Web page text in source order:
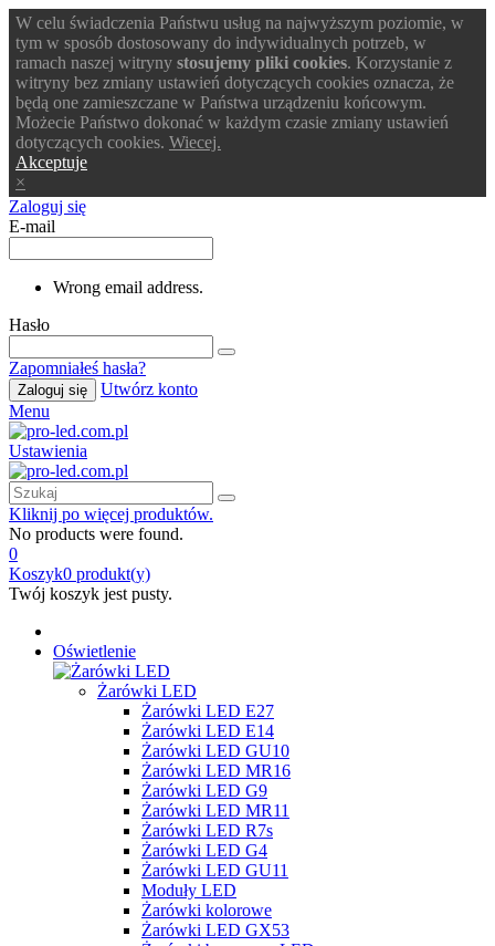
W celu świadczenia Państwu usług na najwyższym poziomie, w
tym w sposób dostosowany do indywidualnych potrzeb, w
ramach naszej witryny stosujemy pliki cookies. Korzystanie z
witryny bez zmiany ustawień dotyczących cookies oznacza, że
będą one zamieszczane w Państwa urządzeniu końcowym.
Możecie Państwo dokonać w każdym czasie zmiany ustawień
dotyczących cookies. Wiecej.
Akceptuje
×
Zaloguj się
E-mail
Wrong email address.
Hasło
Zapomniałeś hasła?
Zaloguj się
Utwórz konto
Menu
Ustawienia
Kliknij po więcej produktów.
No products were found.
0
Koszyk0 produkt(y)
Twój koszyk jest pusty.
Oświetlenie
Żarówki LED
Żarówki LED E27
Żarówki LED E14
Żarówki LED GU10
Żarówki LED MR16
Żarówki LED G9
Żarówki LED MR11
Żarówki LED R7s
Żarówki LED G4
Żarówki LED GU11
Moduły LED
Żarówki kolorowe
Żarówki LED GX53